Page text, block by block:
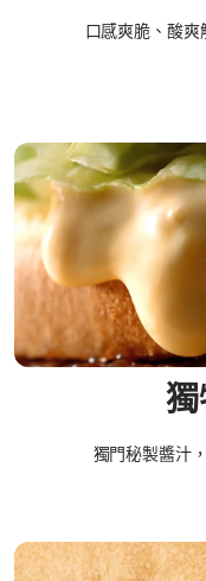
口感爽脆、酸
獨
獨門秘製醬汁